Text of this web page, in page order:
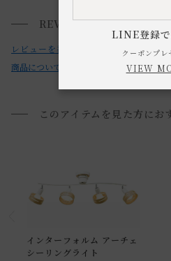
小型商品は、11,000円(税込)以上
ください。
REVIEWS
レビューを書く
商品についてのお問い合わせ
このアイテムを見た方にお
インターフォルム アーチェ
シーリングライト
LINE登録
クーポンプレ
VIEW